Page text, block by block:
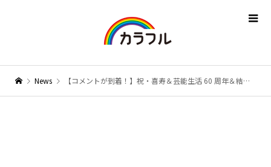
News 【コメントが到着！】祝・喜寿＆芸能生活 60 周年＆結婚生活40周年！湯原昌幸が新曲「たそがれロマン」を3月6日に発売